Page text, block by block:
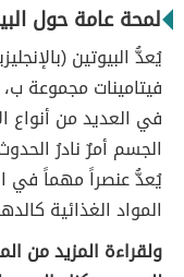
لمحة عامة حول
فيتامينات مجموعة
في العديد من أنواع
الجسم أمرٌ نادرُ
يُعدُّ عنصراً مهماً في
المواد الغذائية
ولقراءة المزيد من